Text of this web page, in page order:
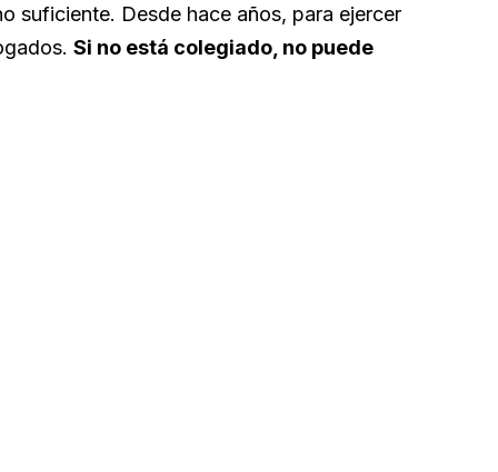
suficiente. Desde hace años, para ejercer
Si no está colegiado, no puede